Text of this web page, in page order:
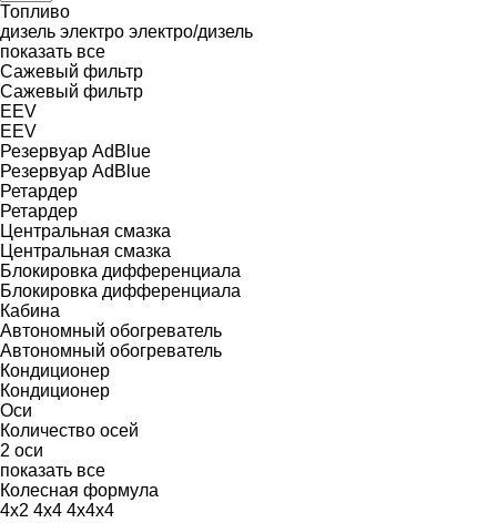
Топливо
дизель электро электро/дизель
показать все
Сажевый фильтр
Сажевый фильтр
EEV
EEV
Резервуар AdBlue
Резервуар AdBlue
Ретардер
Ретардер
Центральная смазка
Центральная смазка
Блокировка дифференциала
Блокировка дифференциала
Кабина
Автономный обогреватель
Автономный обогреватель
Кондиционер
Кондиционер
Оси
Количество осей
2 оси
показать все
Колесная формула
4x2 4x4 4x4x4